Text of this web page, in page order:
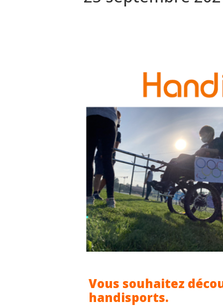
Vous souhaitez
handisports.